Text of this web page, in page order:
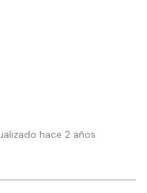
hace 2 años